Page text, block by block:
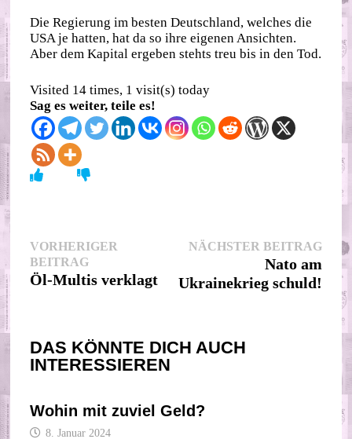
Die Regierung im besten Deutschland, welches die
USA je hatten, hat da so ihre eigenen Ansichten.
Aber dem Kapital ergeben stehts treu bis in den Tod.
Visited 14 times, 1 visit(s) today
Sag es weiter, teile es!
Beitragsnavigation
VORHERIGER
BEITRAGVorheriger
Beitrag:
Öl-Multis verklagt
NÄCHSTER BEITRAG
Nato am
Ukrainekrieg schuld!
DAS KÖNNTE DICH AUCH
INTERESSIEREN
Wohin mit zuviel Geld?
8. Januar 2024